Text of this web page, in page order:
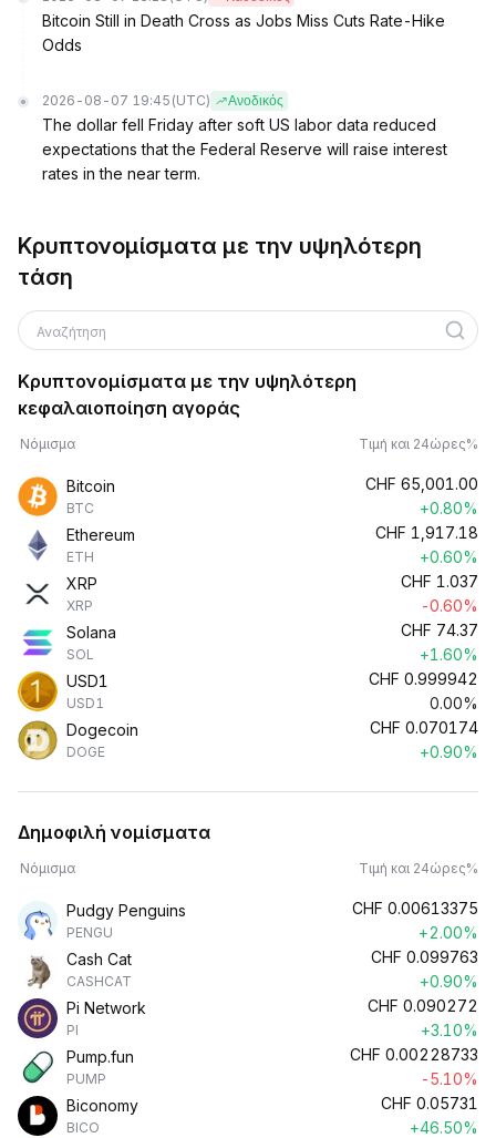
Bitcoin Still in Death Cross as Jobs Miss Cuts Rate-Hike
Odds
2026-08-07 19:45 (UTC) Ανοδικός
The dollar fell Friday after soft US labor data reduced
expectations that the Federal Reserve will raise interest
rates in the near term.
Κρυπτονομίσματα με την υψηλότερη
τάση
Αναζήτηση
Κρυπτονομίσματα με την υψηλότερη
κεφαλαιοποίηση αγοράς
Νόμισμα Τιμή και 24ώρες%
Bitcoin
BTC
CHF 65,001.00
+0.80%
Ethereum
ETH
CHF 1,917.18
+0.60%
XRP
XRP
CHF 1.037
-0.60%
Solana
SOL
CHF 74.37
+1.60%
USD1
USD1
CHF 0.999942
0.00%
Dogecoin
DOGE
CHF 0.070174
+0.90%
Δημοφιλή νομίσματα
Νόμισμα Τιμή και 24ώρες%
Pudgy Penguins
PENGU
CHF 0.00613375
+2.00%
Cash Cat
CASHCAT
CHF 0.099763
+0.90%
Pi Network
PI
CHF 0.090272
+3.10%
Pump.fun
PUMP
CHF 0.00228733
-5.10%
Biconomy
BICO
CHF 0.05731
+46.50%